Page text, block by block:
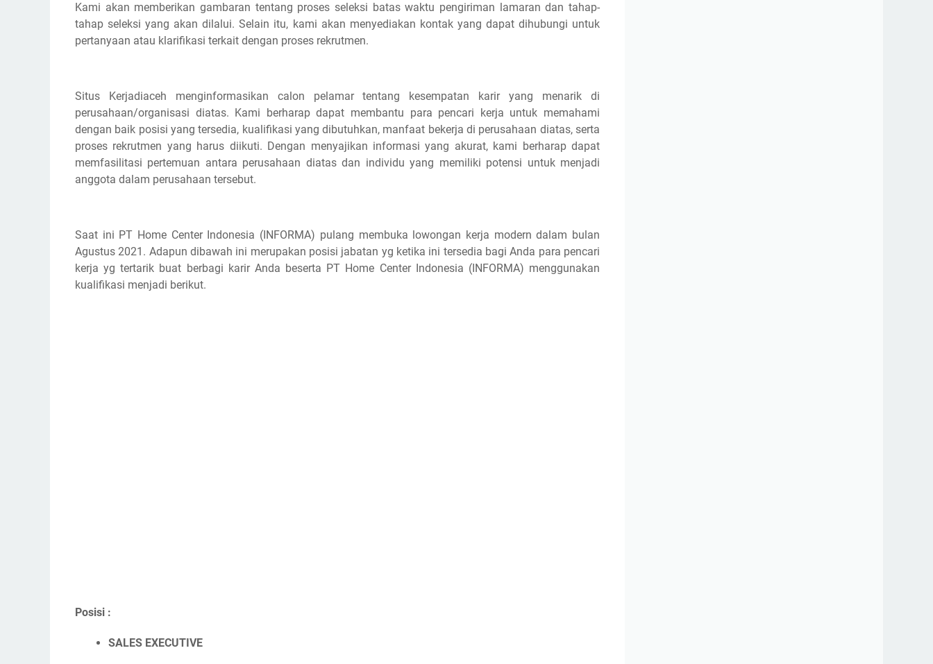
Kami akan memberikan gambaran tentang proses seleksi batas waktu pengiriman lamaran dan tahap-
tahap seleksi yang akan dilalui. Selain itu, kami akan menyediakan kontak yang dapat dihubungi untuk
pertanyaan atau klarifikasi terkait dengan proses rekrutmen.
Situs Kerjadiaceh menginformasikan calon pelamar tentang kesempatan karir yang menarik di
perusahaan/organisasi diatas. Kami berharap dapat membantu para pencari kerja untuk memahami
dengan baik posisi yang tersedia, kualifikasi yang dibutuhkan, manfaat bekerja di perusahaan diatas, serta
proses rekrutmen yang harus diikuti. Dengan menyajikan informasi yang akurat, kami berharap dapat
memfasilitasi pertemuan antara perusahaan diatas dan individu yang memiliki potensi untuk menjadi
anggota dalam perusahaan tersebut.
Saat ini PT Home Center Indonesia (INFORMA) pulang membuka lowongan kerja modern dalam bulan
Agustus 2021. Adapun dibawah ini merupakan posisi jabatan yg ketika ini tersedia bagi Anda para pencari
kerja yg tertarik buat berbagi karir Anda beserta PT Home Center Indonesia (INFORMA) menggunakan
kualifikasi menjadi berikut.
Posisi :
SALES EXECUTIVE